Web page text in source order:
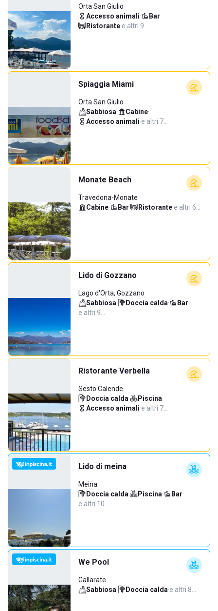
Orta San Giulio
Accesso animali· Bar·
Ristorante·e altri 9…
Spiaggia Miami
Orta San Giulio
Sabbiosa· Cabine·
Accesso animali·e altri 7…
Monate Beach
Travedona-Monate
Cabine· Bar· Ristorante·e altri 6…
Lido di Gozzano
Lago d'Orta, Gozzano
Sabbiosa· Doccia calda· Bar·
e altri 9…
Ristorante Verbella
Sesto Calende
Doccia calda· Piscina·
Accesso animali·e altri 7…
Lido di meina
Meina
Doccia calda· Piscina· Bar·
e altri 10…
We Pool
Gallarate
Sabbiosa· Doccia calda·e altri 8…